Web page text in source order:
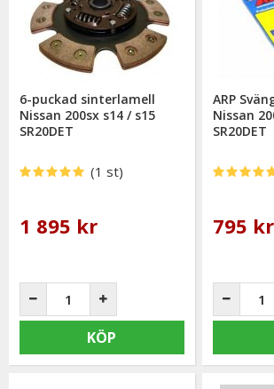
6-puckad sinterlamell
Nissan 200sx s14 / s15
SR20DET
(1 st)
1 895 kr
KÖP
ARP
Nissan
SR20DET
795 kr